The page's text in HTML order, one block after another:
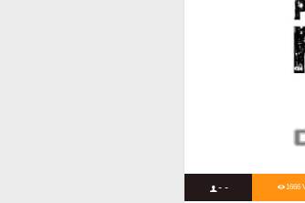
- - 1666